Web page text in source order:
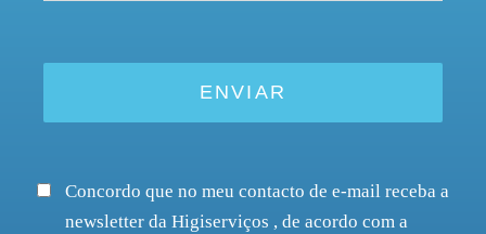
Concordo que no meu contacto de e-mail receba a
newsletter da Higiserviços , de acordo com a